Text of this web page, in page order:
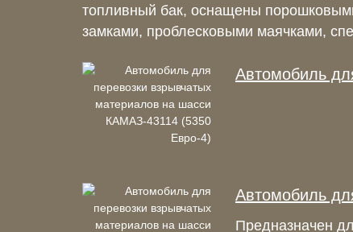
топливный бак, оснащены
замками, проблесковыми маячками,
Автомобиль
Автомобиль
Предназначен